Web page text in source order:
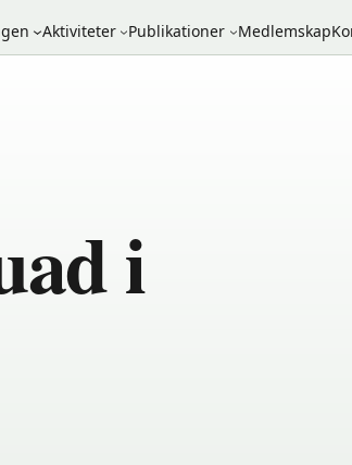
Aktiviteter Publikationer Medlemskap
i